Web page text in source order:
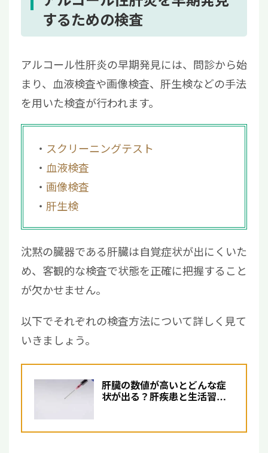
するための検査
アルコール性肝炎の早期発見には、問診から始
まり、血液検査や画像検査、肝生検などの手法
を用いた検査が行われます。
スクリーニングテスト
血液検査
画像検査
肝生検
沈黙の臓器である肝臓は自覚症状が出にくいた
め、客観的な検査で状態を正確に把握すること
が欠かせません。
以下でそれぞれの検査方法について詳しく見て
いきましょう。
肝臓の数値が高いとどんな症
状が出る？肝疾患と生活習慣